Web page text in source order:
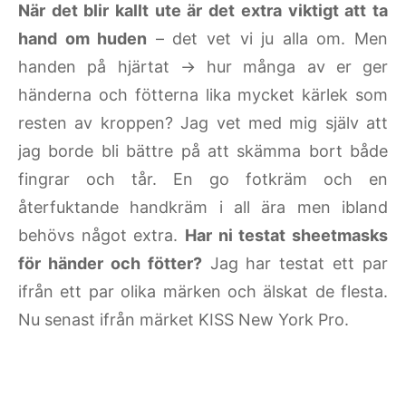
När det blir kallt ute är det extra viktigt att ta
hand om huden – det vet vi ju alla om. Men
handen på hjärtat -> hur många av er ger
händerna och fötterna lika mycket kärlek som
resten av kroppen? Jag vet med mig själv att
jag borde bli bättre på att skämma bort både
fingrar och tår. En go fotkräm och en
återfuktande handkräm i all ära men ibland
behövs något extra. Har ni testat sheetmasks
för händer och fötter?Jag har testat ett par
ifrån ett par olika märken och älskat de flesta.
Nu senast ifrån märket KISS New York Pro.